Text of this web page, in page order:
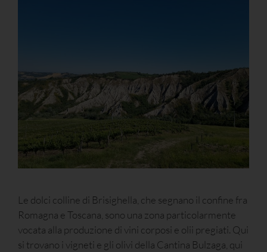
Le dolci colline di Brisighella, che segnano il confine fra
Romagna e Toscana, sono una zona particolarmente
vocata alla produzione di vini corposi e olii pregiati. Qui
si trovano i vigneti e gli olivi della Cantina Bulzaga, qui